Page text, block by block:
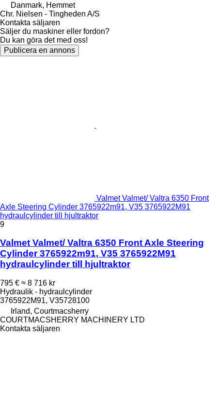
Danmark, Hemmet
Chr. Nielsen - Tingheden A/S
Kontakta säljaren
Säljer du maskiner eller fordon?
Du kan göra det med oss!
Publicera en annons
Valmet Valmet/ Valtra 6350 Front
Axle Steering Cylinder 3765922m91, V35 3765922M91
hydraulcylinder till hjultraktor
9
Valmet Valmet/ Valtra 6350 Front Axle Steering
Cylinder 3765922m91, V35 3765922M91
hydraulcylinder till hjultraktor
795 € ≈ 8 716 kr
Hydraulik - hydraulcylinder
3765922M91, V35728100
Irland, Courtmacsherry
COURTMACSHERRY MACHINERY LTD
Kontakta säljaren